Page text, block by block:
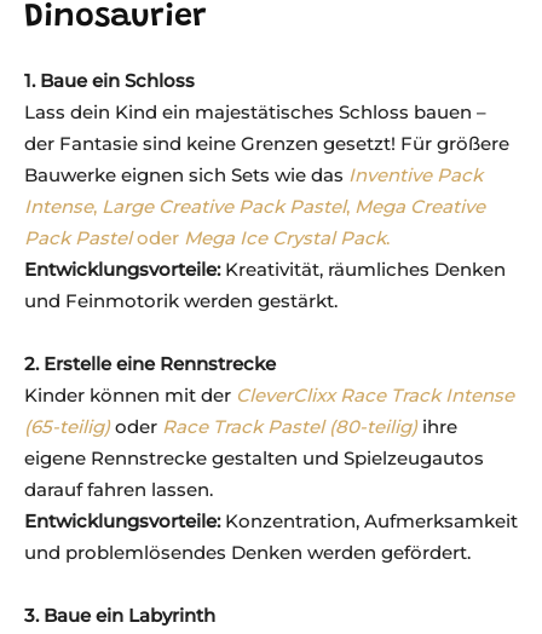
Dinosaurier
1. Baue ein Schloss
Lass dein Kind ein majestätisches Schloss bauen –
der Fantasie sind keine Grenzen gesetzt! Für größere
Bauwerke eignen sich Sets wie das Inventive Pack
Intense, Large Creative Pack Pastel, Mega Creative
Pack Pasteloder Mega Ice Crystal Pack.
Entwicklungsvorteile:Kreativität, räumliches Denken
und Feinmotorik werden gestärkt.
2. Erstelle eine Rennstrecke
Kinder können mit der CleverClixx Race Track Intense
(65-teilig) oder Race Track Pastel (80-teilig) ihre
eigene Rennstrecke gestalten und Spielzeugautos
darauf fahren lassen.
Entwicklungsvorteile:Konzentration, Aufmerksamkeit
und problemlösendes Denken werden gefördert.
3. Baue ein Labyrinth